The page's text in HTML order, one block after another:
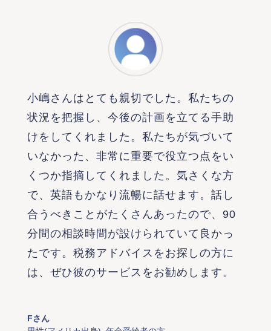
小嶋さんはとても親切でした。私たちの
状況を把握し、今後の計画を立てる手助
けをしてくれました。私たちが気づいて
いなかった、非常に重要で役立つ点をい
くつか指摘してくれました。気さくな方
で、英語もかなり流暢に話せます。話し
合うべきことがたくさんあったので、90
分間の相談時間が設けられていて良かっ
たです。税務アドバイスをお探しの方に
は、ぜひ彼のサービスをお勧めします。
Fさん